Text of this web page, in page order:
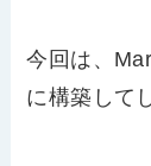
今回は、
に構築して